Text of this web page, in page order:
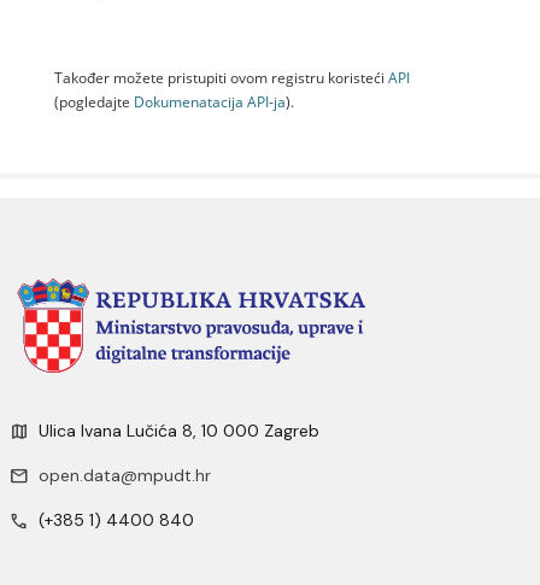
Također možete pristupiti ovom registru koristeći API
(pogledajte Dokumenаtаcijа API-jа).